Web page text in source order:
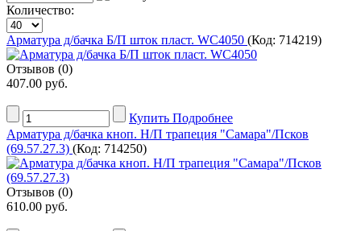
Количество:
Арматура д/бачка Б/П шток пласт. WC4050 (Код: 714219)
Отзывов (0)
407.00 руб.
Купить Подробнее
Арматура д/бачка кноп. Н/П трапеция "Самара"/Псков
(69.57.27.3) (Код: 714250)
Отзывов (0)
610.00 руб.